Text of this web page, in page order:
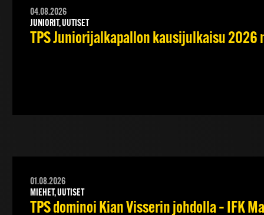
04.08.2026
JUNIORIT, UUTISET
TPS Juniorijalkapallon kausijulkaisu 2026
01.08.2026
MIEHET, UUTISET
TPS dominoi Kian Visserin johdolla – IFK